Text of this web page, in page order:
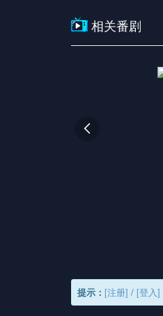
相关番剧

提示： [注册] / [登入]